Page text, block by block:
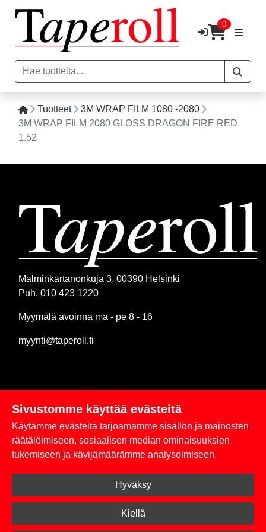
0
Tuotteet
3M WRAP FILM 1080 -2080
3M WRAP FILM 2080 GLOSS DRAGON FIRE RED
1.52
Malminkartanonkuja 3, 00390 Helsinki
Puh. 010 423 1220
Myymälä avoinna ma - pe 8 - 16
myynti@taperoll.fi
Linkit
Rekisteriseloste
Toimitus- ja maksuehdot
Kirjaudu sisään
Sivustomme käyttää evästeitä
Käytämme evästeitä tarjoamamme sisällön ja mainosten
räätälöimiseen, sosiaalisen median ominaisuuksien
tukemiseen ja kävijämäärämme analysoimiseen.
Hyväksy
Kiellä